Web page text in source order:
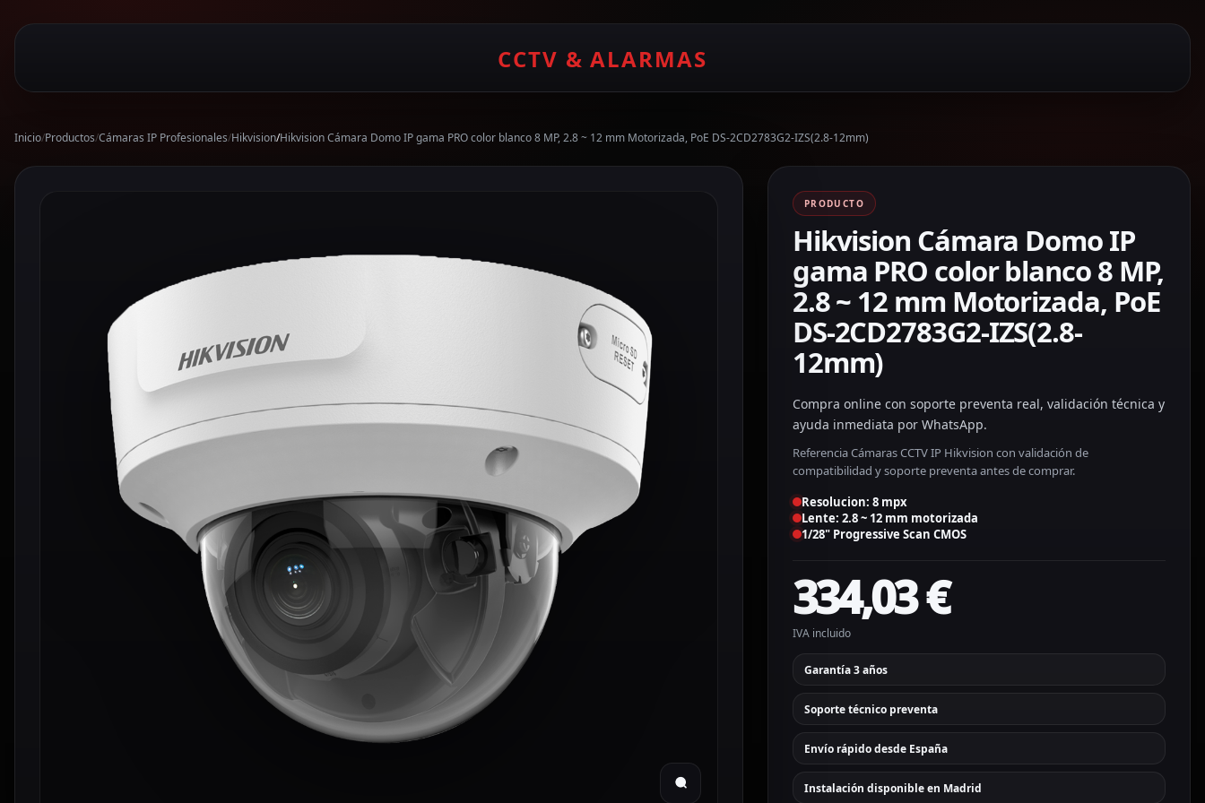
CCTV & ALARMAS
Inicio/Productos/Cámaras IP Profesionales/Hikvision/Hikvision Cámara Domo IP gama PRO color blanco 8 MP, 2.8 ~ 12 mm Motorizada, PoE DS-2CD2783G2-IZS(2.8-12mm)
PRODUCTO
Hikvision Cámara Domo IP
gama PRO color blanco 8 MP,
2.8 ~ 12 mm Motorizada, PoE
DS-2CD2783G2-IZS(2.8-
12mm)
Compra online con soporte preventa real, validación técnica y
ayuda inmediata por WhatsApp.
Referencia Cámaras CCTV IP Hikvision con validación de
compatibilidad y soporte preventa antes de comprar.
Resolucion: 8 mpx
Lente: 2.8 ~ 12 mm motorizada
1/28" Progressive Scan CMOS
334,03€
IVA incluido
Garantía 3 años
Soporte técnico preventa
Envío rápido desde España
Instalación disponible en Madrid